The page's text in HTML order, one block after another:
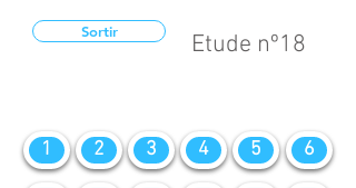
Sortir Etude nº18
1 2 3 4 5 6